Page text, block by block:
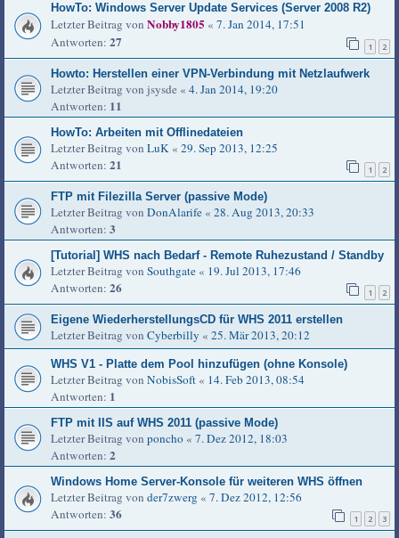
HowTo: Windows Server Update Services (Server 2008 R2)
Letzter Beitrag von Nobby1805 « 7. Jan 2014, 17:51
Antworten: 27 1 2
Howto: Herstellen einer VPN-Verbindung mit Netzlaufwerk
Letzter Beitrag von jsysde « 4. Jan 2014, 19:20
Antworten: 11
HowTo: Arbeiten mit Offlinedateien
Letzter Beitrag von LuK « 29. Sep 2013, 12:25
Antworten: 21 1 2
FTP mit Filezilla Server (passive Mode)
Letzter Beitrag von DonAlarife « 28. Aug 2013, 20:33
Antworten: 3
[Tutorial] WHS nach Bedarf - Remote Ruhezustand / Standby
Letzter Beitrag von Southgate « 19. Jul 2013, 17:46
Antworten: 26 1 2
Eigene WiederherstellungsCD für WHS 2011 erstellen
Letzter Beitrag von Cyberbilly « 25. Mär 2013, 20:12
WHS V1 - Platte dem Pool hinzufügen (ohne Konsole)
Letzter Beitrag von NobisSoft « 14. Feb 2013, 08:54
Antworten: 1
FTP mit IIS auf WHS 2011 (passive Mode)
Letzter Beitrag von poncho « 7. Dez 2012, 18:03
Antworten: 2
Windows Home Server-Konsole für weiteren WHS öffnen
Letzter Beitrag von der7zwerg « 7. Dez 2012, 12:56
Antworten: 36 1 2 3